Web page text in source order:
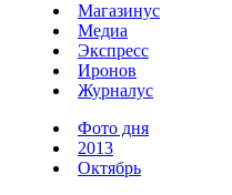
Магазинус
Медиа
Экспресс
Иронов
Журналус
Фото дня
2013
Октябрь